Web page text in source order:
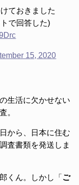
ておきました
で回答した)
15, 2020
生活に欠かせない
。
から、日本に住む
査書類を発送しま
くん。しかし「 ご